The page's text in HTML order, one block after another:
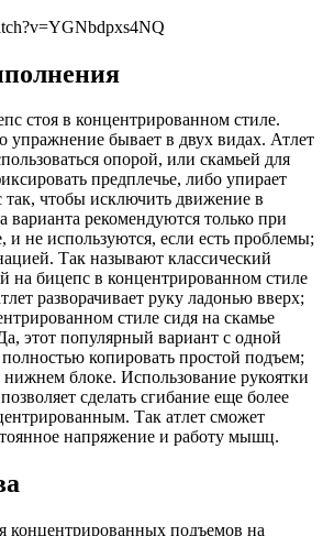
стоя в концентрированном стиле.
упражнение бывает в двух видах. Атлет
опорой, или скамьей для
предплечье, либо упирает
так, чтобы исключить движение в
варианта рекомендуются только при
и не используются, если есть проблемы;
Так называют классический
на бицепс в концентрированном стиле
разворачивает руку ладонью вверх;
стиле сидя на скамье
этот популярный вариант с одной
полностью копировать простой подъем;
блоке. Использование рукоятки
сделать сгибание еще более
Так атлет сможет
напряжение и работу мышц.
концентрированных подъемов на